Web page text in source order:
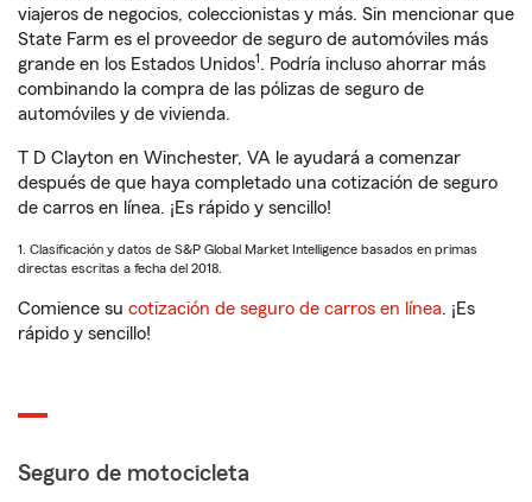
viajeros de negocios, coleccionistas y más. Sin mencionar que
State Farm es el proveedor de seguro de automóviles más
grande en los Estados Unidos1. Podría incluso ahorrar más
combinando la compra de las pólizas de seguro de
automóviles y de vivienda.
T D Clayton en Winchester, VA le ayudará a comenzar
después de que haya completado una cotización de seguro
de carros en línea. ¡Es rápido y sencillo!
1. Clasificación y datos de S&P Global Market Intelligence basados en primas
directas escritas a fecha del 2018.
Comience su cotización de seguro de carros en línea. ¡Es
rápido y sencillo!
Seguro de motocicleta